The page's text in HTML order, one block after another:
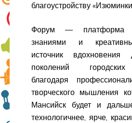
благоустройству
Форум — платформа
знаниями и
источник
поколений
благодаря
творческого мышления
Мансийск будет и
технологичнее, ярче,